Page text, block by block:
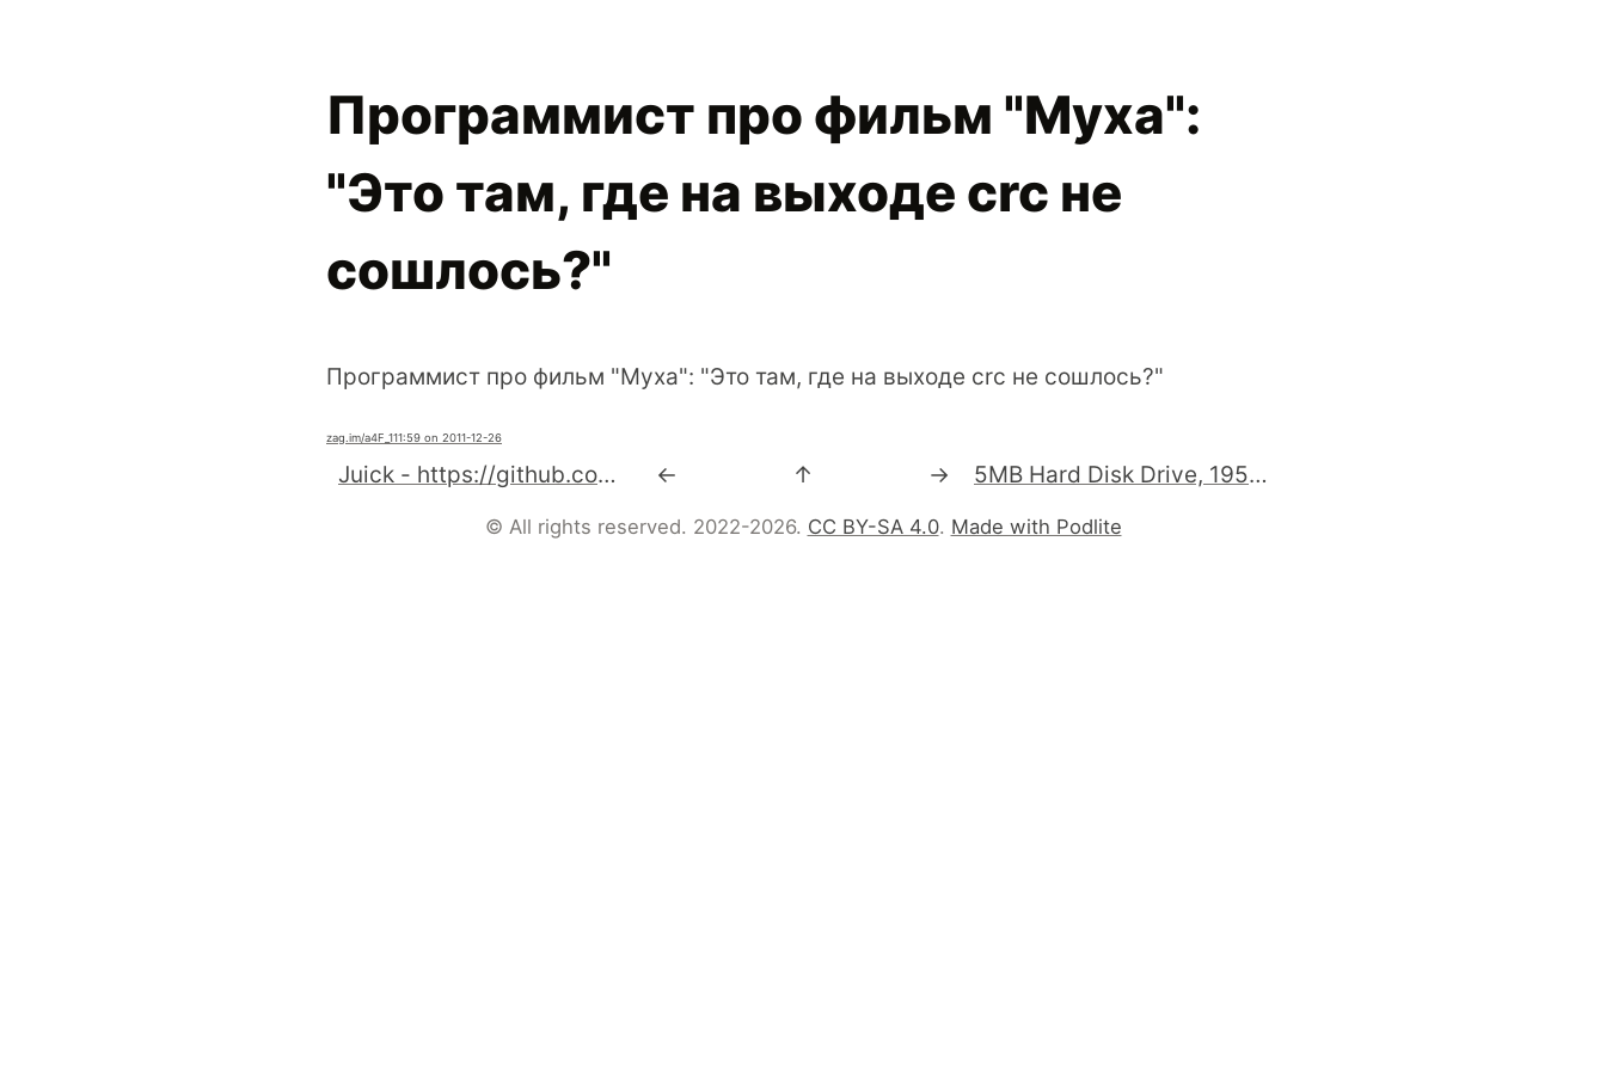
Программист про фильм "Муха":
"Это там, где на выходе crc не
сошлось?"
Программист про фильм "Муха": "Это там, где на выходе crc не сошлось?"
zag.im/a4F_111:59 on 2011-12-26
Juick - https://github.com/juick ← ↑ → 5MB Hard Disk Drive, 1956 | Retronaut
© All rights reserved. 2022-2026. CC BY-SA 4.0. Made with Podlite